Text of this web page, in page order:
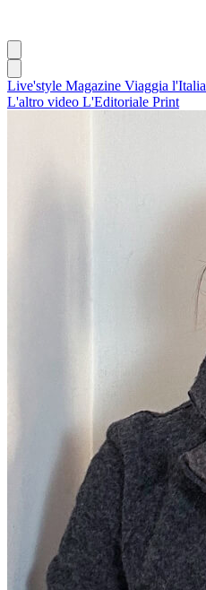
Live'style Magazine Viaggia l'Italia
L'altro video L'Editoriale Print